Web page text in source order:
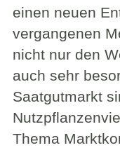
einen neuen
vergangenen
nicht nur den
auch sehr
Saatgutmarkt
Thema